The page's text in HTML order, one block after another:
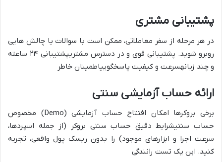
پشتیبانی مشتری
در هر مرحله از سفر معاملاتی، ممکن است با سوالات یا چالش هایی
روبرو شوید.
پشتیبانی قوی و در دسترس مشتریپشتیبانی ۲۴ ساعته
و چند زبانهسرعت و کیفیت پاسخگوییاطمینان خاطر
ارائه حساب آزمایشی سنتی
برخی بروکرها امکان افتتاح
حساب آزمایشی (Demo) مخصوص
حساب سنتیشرایط دقیق حساب سنتی بروکر (از جمله اسپردها،
سرعت اجرا و ابزارهای موجود) را بدون ریسک پول واقعی، تجربه
کنید. این یک تست رانندگی